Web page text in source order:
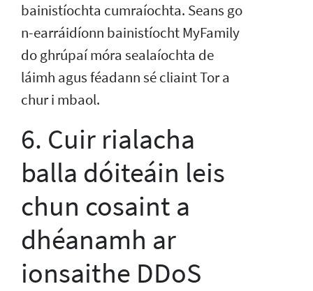
bainistíochta cumraíochta. Seans go
n-earráidíonn bainistíocht MyFamily
do ghrúpaí móra sealaíochta de
láimh agus féadann sé cliaint Tor a
chur i mbaol.
6. Cuir rialacha
balla dóiteáin leis
chun cosaint a
dhéanamh ar
ionsaithe DDoS